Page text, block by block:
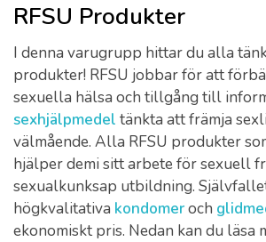
RFSU Produkter
I denna varugrupp hittar du alla
produkter! RFSU jobbar för att
sexuella hälsa och tillgång till
sexhjälpmedel tänkta att främja
välmående. Alla RFSU produkter
hjälper demi sitt arbete för sexuell
sexualkunksap utbildning.
högkvalitativa kondomeroch
ekonomiskt pris. Nedan kan du läsa